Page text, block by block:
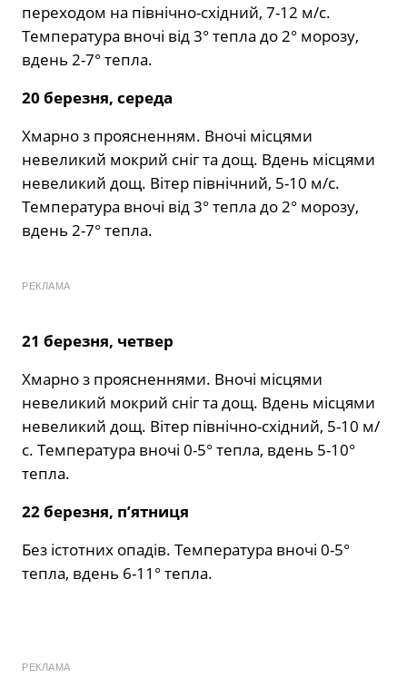
переходом на північно-східний, 7-12 м/с.
Температура вночі від 3° тепла до 2° морозу,
вдень 2-7° тепла.
20 березня, середа
Хмарно з проясненням. Вночі місцями
невеликий мокрий сніг та дощ. Вдень місцями
невеликий дощ. Вітер північний, 5-10 м/с.
Температура вночі від 3° тепла до 2° морозу,
вдень 2-7° тепла.
РЕКЛАМА
21 березня, четвер
Хмарно з проясненнями. Вночі місцями
невеликий мокрий сніг та дощ. Вдень місцями
невеликий дощ. Вітер північно-східний, 5-10 м/
с. Температура вночі 0-5° тепла, вдень 5-10°
тепла.
22 березня, п’ятниця
Без істотних опадів. Температура вночі 0-5°
тепла, вдень 6-11° тепла.
РЕКЛАМА